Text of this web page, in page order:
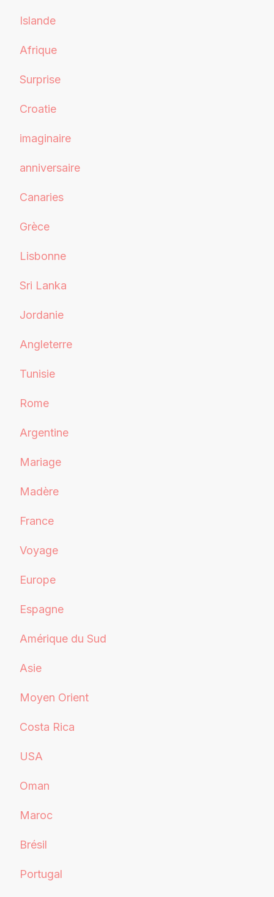
Islande
Afrique
Surprise
Croatie
imaginaire
anniversaire
Canaries
Grèce
Lisbonne
Sri Lanka
Jordanie
Angleterre
Tunisie
Rome
Argentine
Mariage
Madère
France
Voyage
Europe
Espagne
Amérique du Sud
Asie
Moyen Orient
Costa Rica
USA
Oman
Maroc
Brésil
Portugal